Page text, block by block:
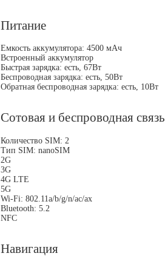
Питание
Емкость аккумулятора: 4500 мАч
Встроенный аккумулятор
Быстрая зарядка: есть, 67Вт
Беспроводная зарядка: есть, 50Вт
Обратная беспроводная зарядка: есть, 10Вт
Сотовая и беспроводная связь
Количество SIM: 2
Тип SIM: nanoSIM
2G
3G
4G LTE
5G
Wi-Fi: 802.11a/b/g/n/ac/ax
Bluetooth: 5.2
NFC
Навигация